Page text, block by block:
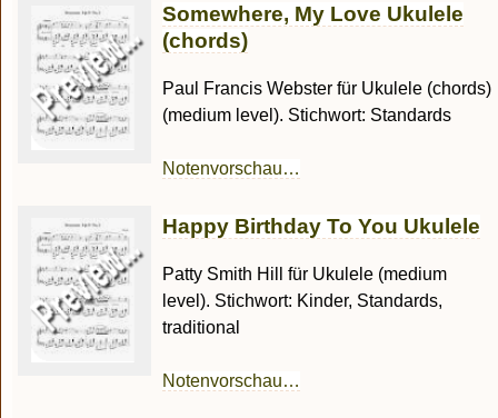
Somewhere, My Love Ukulele
(chords)
Paul Francis Webster für Ukulele (chords)
(medium level). Stichwort: Standards
Notenvorschau…
Happy Birthday To You Ukulele
Patty Smith Hill für Ukulele (medium
level). Stichwort: Kinder, Standards,
traditional
Notenvorschau…